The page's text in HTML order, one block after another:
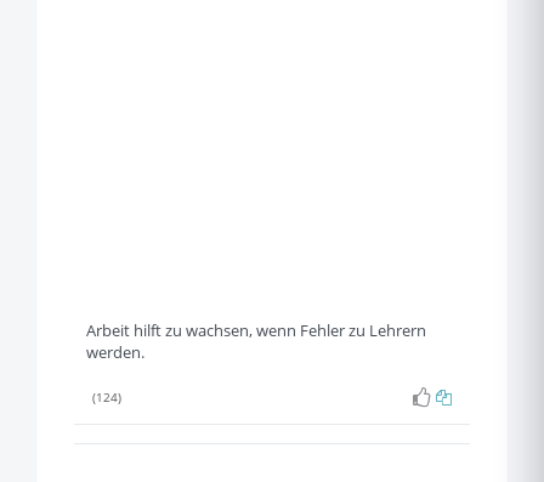
Arbeit hilft zu wachsen, wenn Fehler zu Lehrern
werden.
(124)